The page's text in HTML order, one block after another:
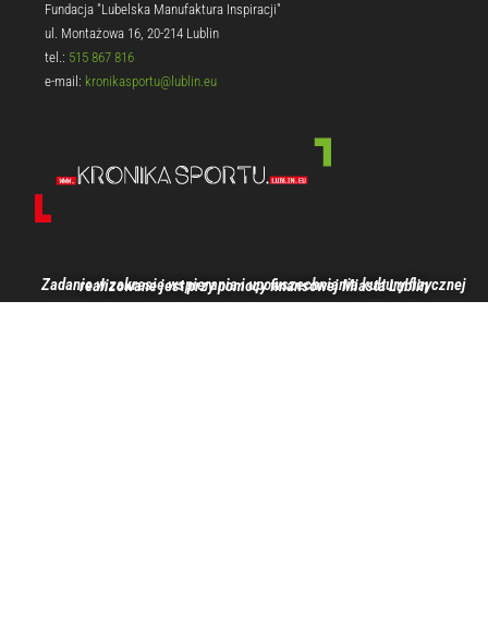
Fundacja "Lubelska Manufaktura Inspiracji"
ul. Montażowa 16, 20-214 Lublin
tel.: 515 867 816
e-mail: kronikasportu@lublin.eu
Zadanie w zakresie wspierania i upowszechniania kultury fizycznej realizowane jest przy pomocy finansowej Miasta Lublin